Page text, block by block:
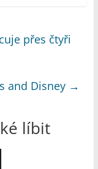
přes čtyři
and Disney →
líbit